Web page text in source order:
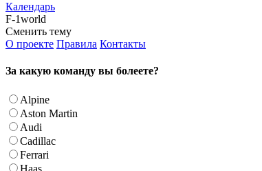
Календарь
F-1world
Сменить тему
О проекте Правила Контакты
За какую команду вы болеете?
Alpine
Aston Martin
Audi
Cadillac
Ferrari
Haas